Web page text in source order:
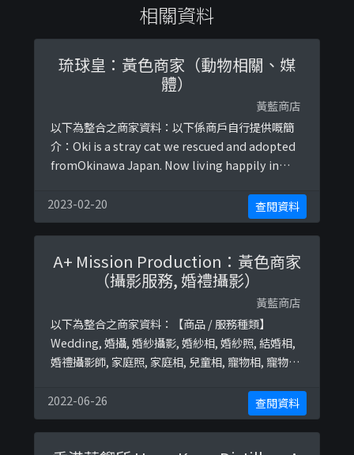
相關資料
琉球皇：黃色商家（動物相關、媒
體）
黃藍商店
以下為整合之商家資料：以下係商戶自行提供嘅簡
介：Oki is a stray cat we rescued and adopted
fromOkinawa Japan. Now living happily in
and Nago (stray from Okinawa Japan)大家記得
加埋本喵嘅Faceb ...
2023-02-20 查閱資料
A+ Mission Production：黃色商家
（攝影服務, 婚禮攝影）
黃藍商店
以下為整合之商家資料：【商品 / 服務種類】
Wedding, 婚攝, 婚紗攝影, 婚紗相, 婚紗照, 結婚相,
婚禮攝影師, 家庭照, 家庭相, 兒童相, 寵物相, 寵物攝
藍地圖並未就此商店所持的立場表態給出具體原
因。
2022-06-26 查閱資料